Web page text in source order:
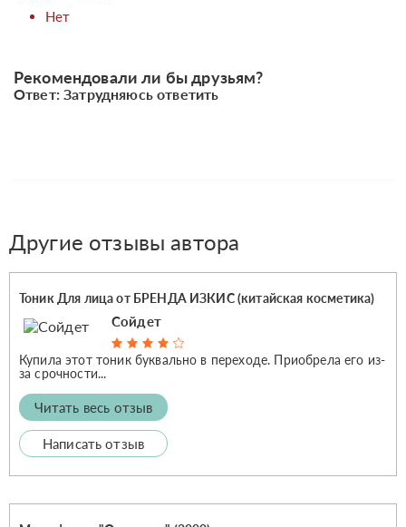
Нет
Рекомендовали ли бы друзьям?
Ответ: Затрудняюсь ответить
Другие отзывы автора
Тоник Для лица от БРЕНДА ИЗКИС (китайская косметика)
Сойдет
Купила этот тоник буквально в переходе. Приобрела его из-
за срочности...
Читать весь отзыв
Написать отзыв